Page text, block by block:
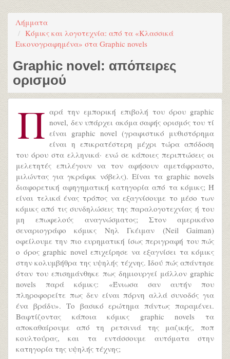
Λήμματα
Κόμικς και λογοτεχνία: από τα «Κλασσικά
Εικονογραφημένα» στα Graphic novels
Graphic novel: απόπειρες
ορισμού
Π αρά την εμπορική επιβολή του όρου graphic
novel, δεν υπάρχει ακόμα σαφής ορισμός του τί
είναι graphic novel (γραφιστικό μυθιστόρημα
είναι η επικρατέστερη μέχρι τώρα απόδοση
του όρου στα ελληνικά· ενώ σε κάποιες περιπτώσεις οι
μελετητές επιλέγουν να τον αφήσουν αμετάφραστο,
μιλώντας για γκράφικ νόβελς). Είναι τα graphic novels
διαφορετική αφηγηματική κατηγορία από τα κόμικς; Ή
είναι τελικά ένας τρόπος να εξαγνίσουμε το μέσο των
κόμικς από τις συνδηλώσεις της παραλογοτεχνίας ή του
μη επωφελούς αναγνώσματος; Στον αμερικάνο
σεναριογράφο κόμικς Νηλ Γκέιμαν (Neil Gaiman)
οφείλουμε την πιο ευρηματική ίσως περιγραφή του πώς
ο όρος graphic novel επιχείρησε να εξαγνίσει τα κόμικς
στην κολυμβήθρα της υψηλής τέχνης. Ιδού πώς απάντησε
όταν του επισημάνθηκε πως δημιουργεί μάλλον graphic
novels παρά κόμικς: «Ένιωσα σαν αυτήν που
πληροφορείτε πως δεν είναι πόρνη αλλά συνοδός για
ένα βράδυ». Το βασικό ερώτημα πάντως παραμένει.
Βαφτίζοντας κάποια κόμικς graphic novels τα
αποκαθαίρουμε από τη ρετσινιά της μαζικής, ποπ
κουλτούρας, και τα εντάσσουμε αυτόματα στην
κατηγορία της υψηλής τέχνης;